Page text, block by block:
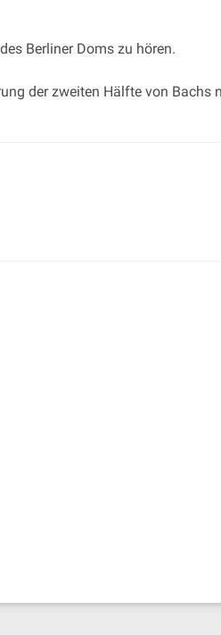
Berliner Doms zu hören.
der zweiten Hälfte von Bachs